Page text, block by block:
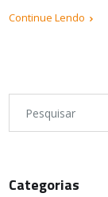
Continue Lendo
Categorias